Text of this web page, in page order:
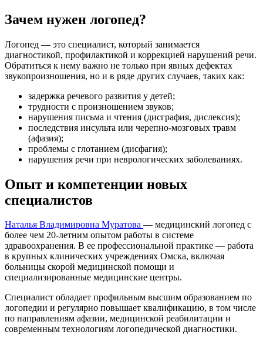
Зачем нужен логопед?
Логопед — это специалист, который занимается
диагностикой, профилактикой и коррекцией нарушений речи.
Обратиться к нему важно не только при явных дефектах
звукопроизношения, но и в ряде других случаев, таких как:
задержка речевого развития у детей;
трудности с произношением звуков;
нарушения письма и чтения (дисграфия, дислексия);
последствия инсульта или черепно-мозговых травм
(афазия);
проблемы с глотанием (дисфагия);
нарушения речи при неврологических заболеваниях.
Опыт и компетенции новых
специалистов
Наталья Владимировна Муратова — медицинский логопед с
более чем 20-летним опытом работы в системе
здравоохранения. В ее профессиональной практике — работа
в крупных клинических учреждениях Омска, включая
больницы скорой медицинской помощи и
специализированные медицинские центры.
Специалист обладает профильным высшим образованием по
логопедии и регулярно повышает квалификацию, в том числе
по направлениям афазии, медицинской реабилитации и
современным технологиям логопедической диагностики.